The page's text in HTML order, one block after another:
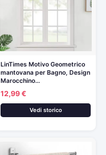
LinTimes Motivo Geometrico
mantovana per Bagno, Design
Marocchino…
12,99 €
Vedi storico